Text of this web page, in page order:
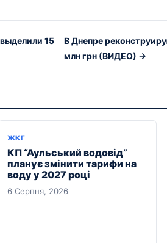
15
В Днепре
млн грн (ВИДЕО) →
ЖКГ
КП “Аульський водовід”
планує змінити тарифи на
воду у 2027 році
6 Серпня, 2026